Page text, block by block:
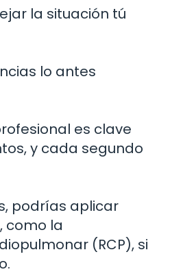
la situación tú
lo antes
es clave
y cada segundo
podrías aplicar
como la
(RCP), si